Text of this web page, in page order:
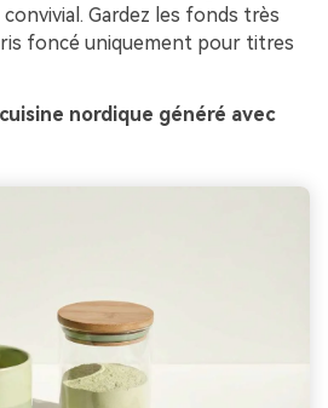
convivial. Gardez les fonds très
foncé uniquement pour titres
nordique généré avec